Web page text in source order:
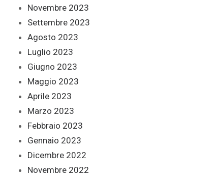
Novembre 2023
Settembre 2023
Agosto 2023
Luglio 2023
Giugno 2023
Maggio 2023
Aprile 2023
Marzo 2023
Febbraio 2023
Gennaio 2023
Dicembre 2022
Novembre 2022